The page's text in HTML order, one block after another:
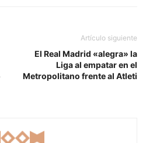
Artículo siguiente
El Real Madrid «alegra» la
Liga al empatar en el
Metropolitano frente al Atleti